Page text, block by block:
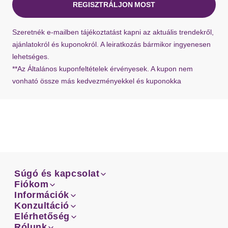
bármikor kérhet újat ügyfélszolgálatunktól.
REGISZTRÁLJON MOST
Szeretnék e-mailben tájékoztatást kapni az aktuális trendekről,
ajánlatokról és kuponokról. A leiratkozás bármikor ingyenesen
lehetséges.
**Az Általános kuponfeltételek érvényesek. A kupon nem
vonható össze más kedvezményekkel és kuponokka
Súgó és kapcsolat
Email
Facebook
Súgó és kapcsolat
Email
Facebook
Fiókom
Rendeléseid
Fiókom
Rendeléseid
Információk
Szállítás
Információk
Szállítás
Konzultáció
Mérettanácsadó
Konzultáció
Elérhetőség
Elérhetőség